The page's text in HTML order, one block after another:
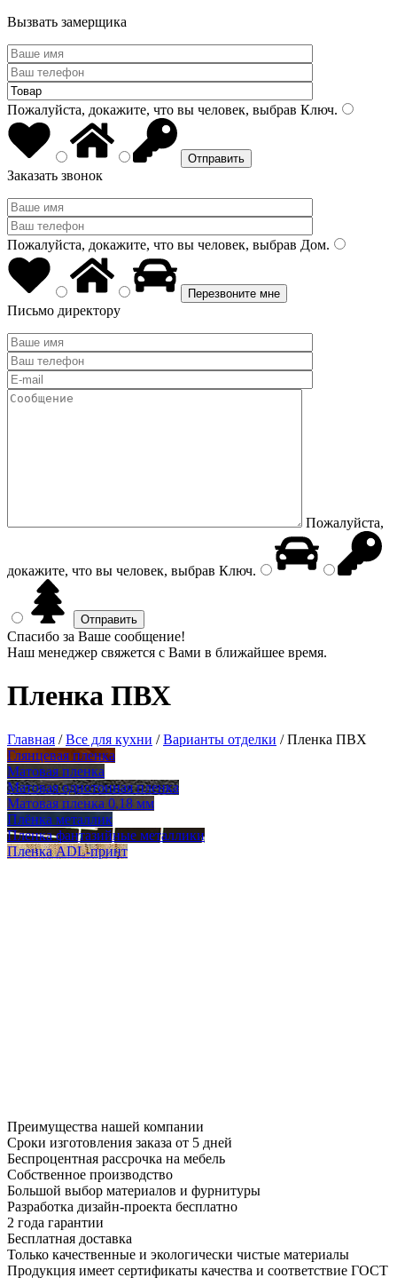
Вызвать замерщика
Пожалуйста, докажите, что вы человек, выбрав Ключ.
Заказать звонок
Пожалуйста, докажите, что вы человек, выбрав Дом.
Письмо директору
Пожалуйста,
докажите, что вы человек, выбрав Ключ.
Спасибо за Ваше сообщение!
Наш менеджер свяжется с Вами в ближайшее время.
Пленка ПВХ
Главная /Все для кухни /Варианты отделки /Пленка ПВХ
Глянцевая пленка
Матовая пленка
Матовая однотонная пленка
Матовая пленка 0,18 мм
Плёнка металлик
Пленка фантазийные металлики
Пленка ADL-принт
Преимущества нашей компании
Сроки изготовления заказа от 5 дней
Беспроцентная рассрочка на мебель
Собственное производство
Большой выбор материалов и фурнитуры
Разработка дизайн-проекта бесплатно
2 года гарантии
Бесплатная доставка
Только качественные и экологически чистые материалы
Продукция имеет сертификаты качества и соответствие ГОСТ